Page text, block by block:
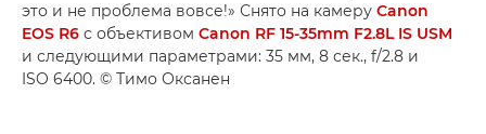
это и не проблема вовсе!» Снято на камеру Canon
EOS R6 с объективом Canon RF 15-35mm F2.8L IS USM
и следующими параметрами: 35 мм, 8 сек., f/2.8 и
ISO 6400. © Тимо Оксанен